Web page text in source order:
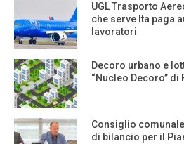
UGL Trasporto
che serve Ita paga
lavoratori
Decoro urbano e
“Nucleo Decoro” di
Consiglio
di bilancio per il